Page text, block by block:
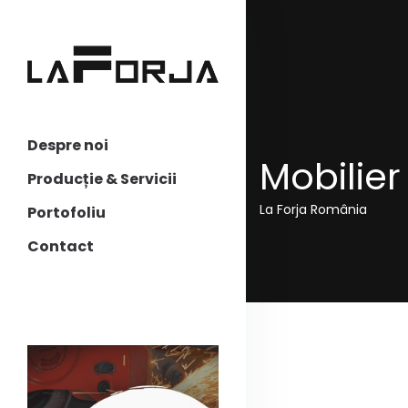
Despre noi
Producție & Servicii
Portofoliu
Contact
Mobilier
La Forja România